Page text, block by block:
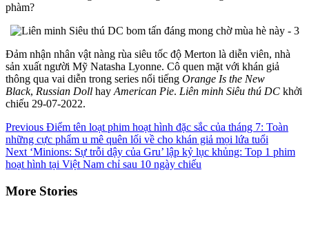
phàm?
Đảm nhận nhân vật nàng rùa siêu tốc độ Merton là diễn viên, nhà
sản xuất người Mỹ Natasha Lyonne. Cô quen mặt với khán giả
thông qua vai diễn trong series nổi tiếng Orange Is the New
Black, Russian Doll hay American Pie. Liên minh Siêu thú DC khởi
chiếu 29-07-2022.
Continue
Reading
Previous Điểm tên loạt phim hoạt hình đặc sắc của tháng 7: Toàn
những cực phẩm u mê quên lối về cho khán giả mọi lứa tuổi
Next ‘Minions: Sự trỗi dậy của Gru’ lập kỷ lục khủng: Top 1 phim
hoạt hình tại Việt Nam chỉ sau 10 ngày chiếu
More Stories